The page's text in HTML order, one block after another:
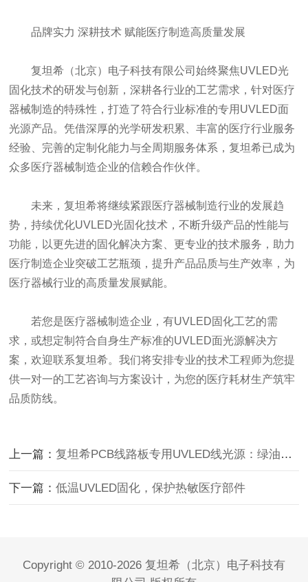
品牌实力 深耕技术 赋能医疗制造高质量发展
复坦希（北京）电子科技有限公司始终聚焦UVLED光
固化技术的研发与创新，深耕各行业的工艺需求，针对医疗
器械制造的特殊性，打造了符合行业标准的专用UVLED面
光源产品。凭借深厚的光学研发积累、丰富的医疗行业服务
经验、完善的定制化能力与全周期服务体系，复坦希已成为
众多医疗器械制造企业的信赖合作伙伴。
未来，复坦希将继续紧跟医疗器械制造行业的发展趋
势，持续优化UVLED光固化技术，不断升级产品的性能与
功能，以更先进的固化解决方案、更专业的技术服务，助力
医疗制造企业突破工艺瓶颈，提升产品品质与生产效率，为
医疗器械行业的高质量发展赋能。
若您是医疗器械制造企业，有UVLED固化工艺的需
求，或想定制符合自身生产标准的UVLED面光源解决方
案，欢迎联系复坦希。我们将安排专业的技术工程师为您提
供一对一的工艺咨询与方案设计，为您的医疗耗材生产筑牢
品质防线。
上一篇：复坦希PCB线路板专用UVLED线光源：绿油固化精准赋能 量
下一篇：低温UVLED固化，保护热敏医疗部件
Copyright © 2010-2026 复坦希（北京）电子科技有